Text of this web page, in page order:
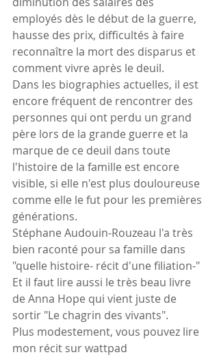
employés dès le début de la guerre,
hausse des prix, difficultés à faire
reconnaître la mort des disparus et
comment vivre après le deuil.
Dans les biographies actuelles, il est
encore fréquent de rencontrer des
personnes qui ont perdu un grand
père lors de la grande guerre et la
marque de ce deuil dans toute
l'histoire de la famille est encore
visible, si elle n'est plus douloureuse
comme elle le fut pour les premières
générations.
Stéphane Audouin-Rouzeau l'a très
bien raconté pour sa famille dans
"quelle histoire- récit d'une filiation-"
Et il faut lire aussi le très beau livre
de Anna Hope qui vient juste de
sortir "Le chagrin des vivants".
Plus modestement, vous pouvez lire
mon récit sur wattpad